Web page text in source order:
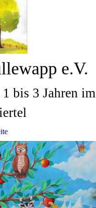
e.V.
bis 3 Jahren im